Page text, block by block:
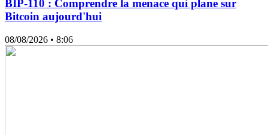
BIP-110 : Comprendre la menace qui plane sur
Bitcoin aujourd'hui
08/08/2026 • 8:06